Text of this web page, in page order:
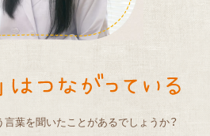
言葉を聞いたことがあるでしょうか？